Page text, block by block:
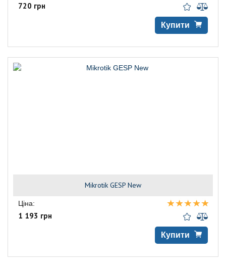
720 грн
Купити
Mikrotik GESP New
Ціна:
1 193 грн
Купити